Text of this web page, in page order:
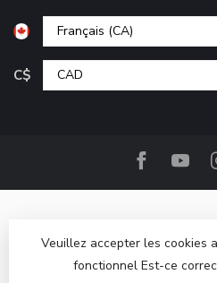
C$
© Copyright 2026 Camp Base.ca
Veuillez accepter les cookies
fonctionnel Est-ce